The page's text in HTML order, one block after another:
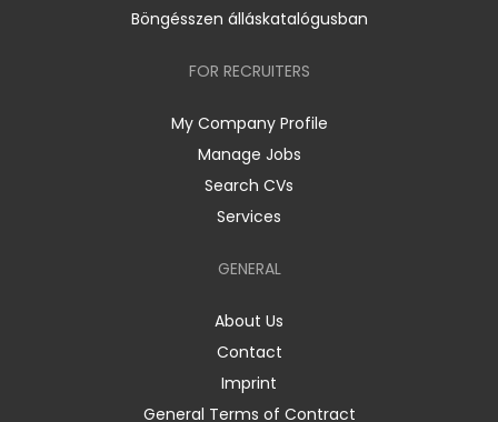
Böngésszen álláskatalógusban
FOR RECRUITERS
My Company Profile
Manage Jobs
Search CVs
Services
GENERAL
About Us
Contact
Imprint
General Terms of Contract